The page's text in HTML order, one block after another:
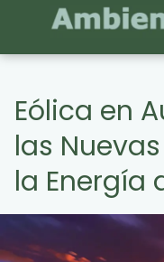
Eólica en
las
la Energía